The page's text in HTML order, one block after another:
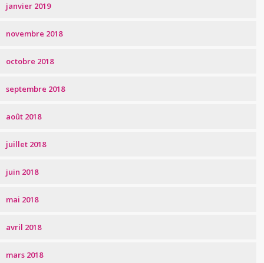
janvier 2019
novembre 2018
octobre 2018
septembre 2018
août 2018
juillet 2018
juin 2018
mai 2018
avril 2018
mars 2018